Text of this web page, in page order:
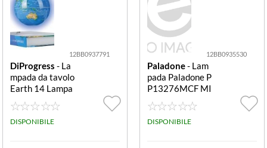
12BB0937791
DiProgress - La
mpada da tavolo
Earth 14 Lampa
da DiProgress D
P EARTH 14 EA
RTH
DISPONIBILE
12BB0935530
Paladone- Lam
pada Paladone P
P13276MCF MI
NECRAFT Pand
a Panda
DISPONIBILE